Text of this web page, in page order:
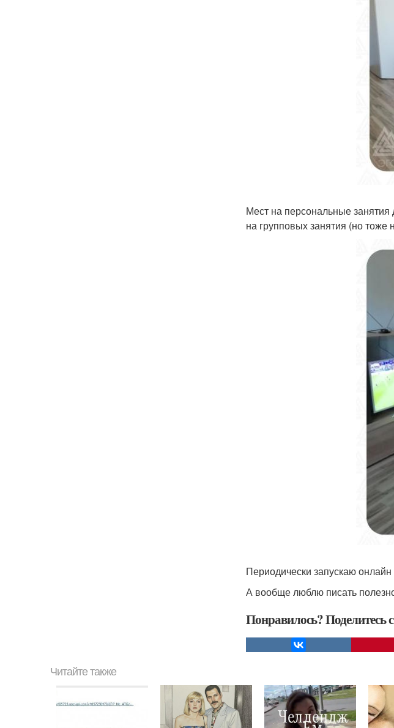
Мест на персональные
на групповых занятия (но тоже
Периодически запускаю
А вообще люблю писать
Понравилось? Поделитесь
Читайте также